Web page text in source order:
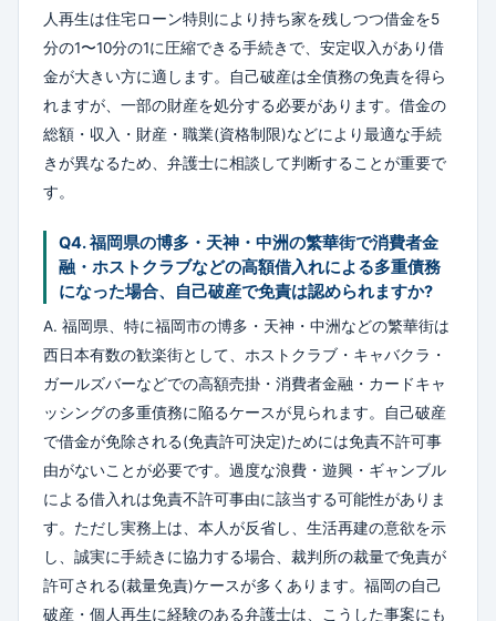
人再生は住宅ローン特則により持ち家を残しつつ借金を5
分の1〜10分の1に圧縮できる手続きで、安定収入があり借
金が大きい方に適します。自己破産は全債務の免責を得ら
れますが、一部の財産を処分する必要があります。借金の
総額・収入・財産・職業(資格制限)などにより最適な手続
きが異なるため、弁護士に相談して判断することが重要で
す。
Q4. 福岡県の博多・天神・中洲の繁華街で消費者金
融・ホストクラブなどの高額借入れによる多重債務
になった場合、自己破産で免責は認められますか?
A. 福岡県、特に福岡市の博多・天神・中洲などの繁華街は
西日本有数の歓楽街として、ホストクラブ・キャバクラ・
ガールズバーなどでの高額売掛・消費者金融・カードキャ
ッシングの多重債務に陥るケースが見られます。自己破産
で借金が免除される(免責許可決定)ためには免責不許可事
由がないことが必要です。過度な浪費・遊興・ギャンブル
による借入れは免責不許可事由に該当する可能性がありま
す。ただし実務上は、本人が反省し、生活再建の意欲を示
し、誠実に手続きに協力する場合、裁判所の裁量で免責が
許可される(裁量免責)ケースが多くあります。福岡の自己
破産・個人再生に経験のある弁護士は、こうした事案にも